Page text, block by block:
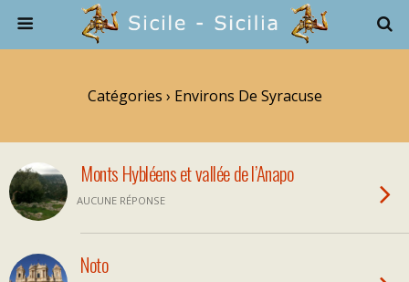
Catégories › Environs De Syracuse
Monts Hybléens et vallée de l’Anapo
AUCUNE RÉPONSE
Noto